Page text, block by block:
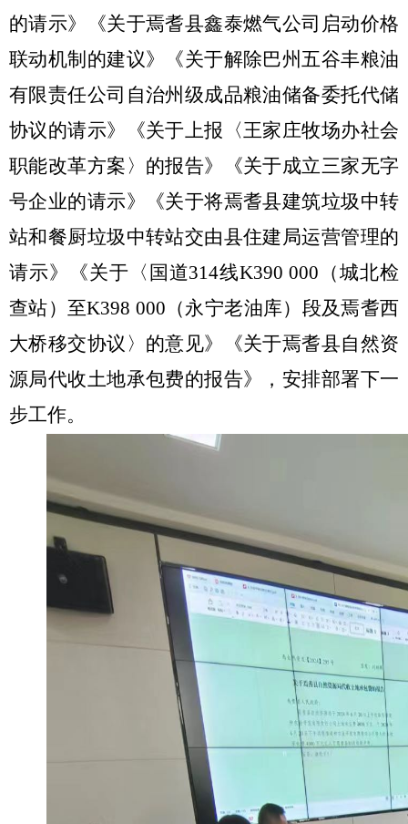
的请示》《关于焉耆县鑫泰燃气公司启动价格
联动机制的建议》《关于解除巴州五谷丰粮油
有限责任公司自治州级成品粮油储备委托代储
协议的请示》
《关于上报 〈王家庄牧场办社会
职能改革方案 〉 的报告》《关于成立三家无字
号企业的请示》
《关于将焉耆县建筑垃圾中转
站和餐厨垃圾中转站交由县住建局运营管理的
请示》《关于〈国道314线K390 000 （城北检
查站）至K398 000 （永宁老油库）段及焉耆西
大桥移交协议〉的意见》《关于焉耆县自然资
源局代收土地承包费的报告》
，安排部署下一
步工作。